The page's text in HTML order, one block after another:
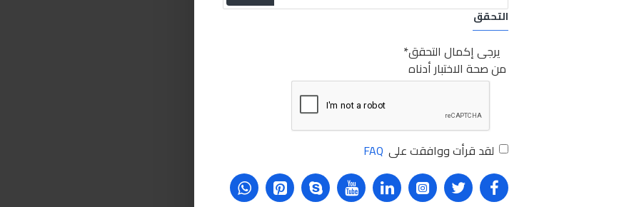
التحقق
يرجى إكمال التحقق
من صحة الاختبار أدناه
لقد قرأت ووافقت على FAQ